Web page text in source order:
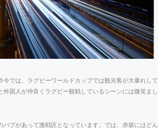
では、ラグビーワールドカップでは観光客が大暴れして
国人が仲良くラグビー観戦しているシーンには微笑まし
ブがあって激戦区となっています。では、赤坂にはどん